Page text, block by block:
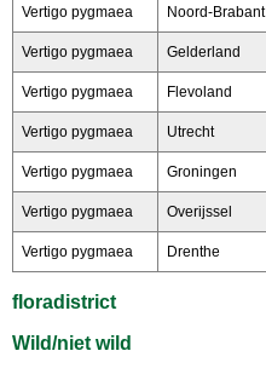
Vertigo pygmaea Noord-Brabant
Vertigo pygmaea Gelderland
Vertigo pygmaea Flevoland
Vertigo pygmaea Utrecht
Vertigo pygmaea Groningen
Vertigo pygmaea Overijssel
Vertigo pygmaea Drenthe
floradistrict
Wild/niet wild